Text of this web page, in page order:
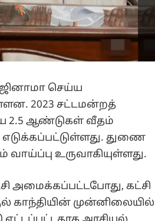
செய்ய
2023 சட்டமன்றத்
2.5 ஆண்டுகள் வீதம்
எடுக்கப்பட்டுள்ளது. துணை
வாய்ப்பு உருவாகியுள்ளது.
அமைக்கப்பட்டபோது, கட்சி
காந்தியின் முன்னிலையில்